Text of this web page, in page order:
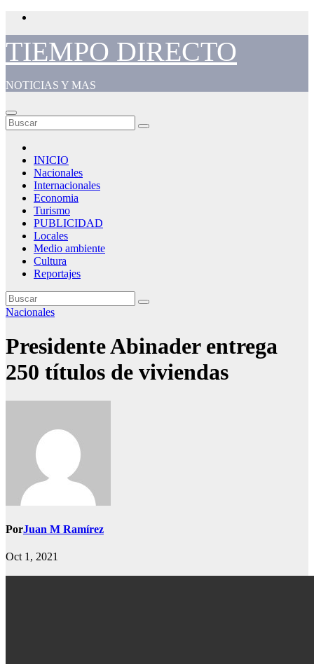
Saltar
contenido
TIEMPO DIRECTO
NOTICIAS Y MAS
INICIO
Nacionales
Internacionales
Economia
Turismo
PUBLICIDAD
Locales
Medio ambiente
Cultura
Reportajes
Nacionales
Presidente Abinader entrega
250 títulos de viviendas
PorJuan M Ramírez
Oct 1, 2021